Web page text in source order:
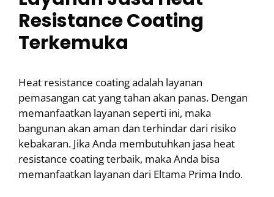
Resistance Coating
Terkemuka
Heat resistance coating adalah layanan
pemasangan cat yang tahan akan panas. Dengan
memanfaatkan layanan seperti ini, maka
bangunan akan aman dan terhindar dari risiko
kebakaran. Jika Anda membutuhkan jasa heat
resistance coating terbaik, maka Anda bisa
memanfaatkan layanan dari Eltama Prima Indo.